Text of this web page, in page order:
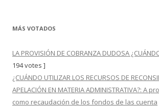
MÁS VOTADOS
LA PROVISIÓN DE COBRANZA DUDOSA
194 votes ]
¿CUÁNDO UTILIZAR LOS RECURSOS DE
APELACIÓN EN MATERIA ADMINISTRATIVA?: A
como recaudación de los fondos de las cuenta